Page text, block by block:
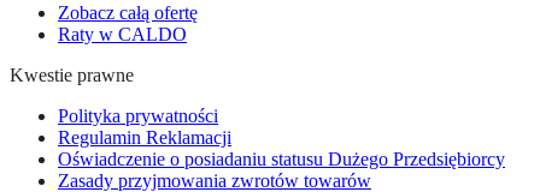
Zobacz całą ofertę
Raty w CALDO
Kwestie prawne
Polityka prywatności
Regulamin Reklamacji
Oświadczenie o posiadaniu statusu Dużego Przedsiębiorcy
Zasady przyjmowania zwrotów towarów